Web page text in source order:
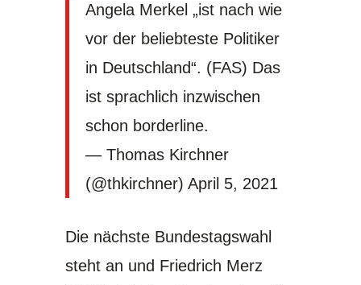
Angela Merkel „ist nach wie
vor der beliebteste Politiker
in Deutschland“. (FAS) Das
ist sprachlich inzwischen
schon borderline.
— Thomas Kirchner
(@thkirchner) April 5, 2021
Die nächste Bundestagswahl
steht an und Friedrich Merz